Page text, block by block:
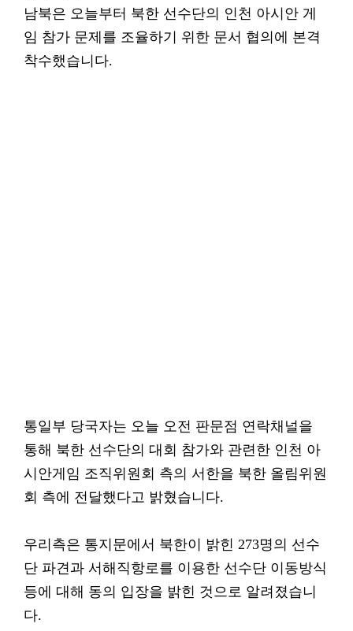
남북은 오늘부터 북한 선수단의 인천 아시안 게
임 참가 문제를 조율하기 위한 문서 협의에 본격
착수했습니다.
통일부 당국자는 오늘 오전 판문점 연락채널을
통해 북한 선수단의 대회 참가와 관련한 인천 아
시안게임 조직위원회 측의 서한을 북한 올림위원
회 측에 전달했다고 밝혔습니다.
우리측은 통지문에서 북한이 밝힌 273명의 선수
단 파견과 서해직항로를 이용한 선수단 이동방식
등에 대해 동의 입장을 밝힌 것으로 알려졌습니
다.